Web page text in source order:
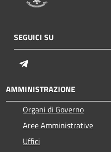
SEGUICI SU
AMMINISTRAZIONE
Organi di Governo
Aree Amministrative
Uffici